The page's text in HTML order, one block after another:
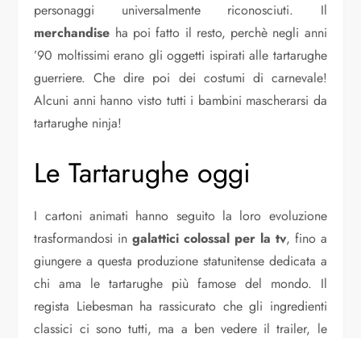
personaggi universalmente riconosciuti. Il
merchandise ha poi fatto il resto, perchè negli anni
’90 moltissimi erano gli oggetti ispirati alle tartarughe
guerriere. Che dire poi dei costumi di carnevale!
Alcuni anni hanno visto tutti i bambini mascherarsi da
tartarughe ninja!
Le Tartarughe oggi
I cartoni animati hanno seguito la loro evoluzione
trasformandosi ingalattici colossal per la tv, fino a
giungere a questa produzione statunitense dedicata a
chi ama le tartarughe più famose del mondo. Il
regista Liebesman ha rassicurato che gli ingredienti
classici ci sono tutti, ma a ben vedere il trailer, le